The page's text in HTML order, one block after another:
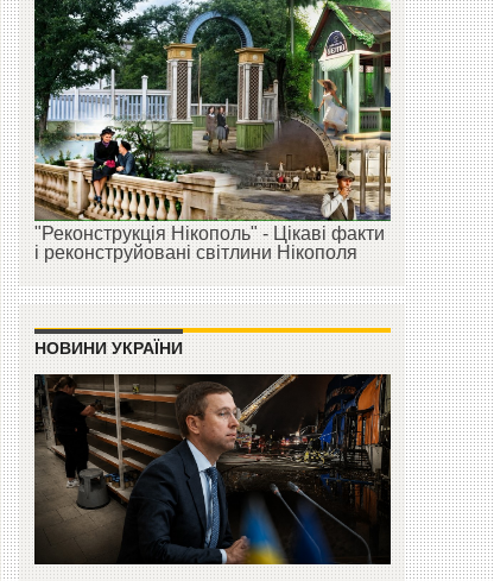
"Реконструкція Нікополь" - Цікаві факти
і реконструйовані світлини Нікополя
НОВИНИ УКРАЇНИ